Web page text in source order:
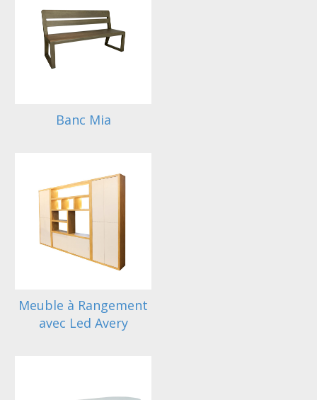
Banc Mia
Meuble à Rangement
avec Led Avery